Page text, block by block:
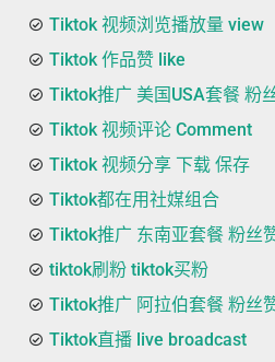
Tiktok 视频浏览播放量 view
Tiktok 作品赞 like
Tiktok推广 美国USA套餐 粉
Tiktok 视频评论 Comment
Tiktok 视频分享 下载 保存
Tiktok都在用社媒组合
Tiktok推广 东南亚套餐 粉丝
tiktok刷粉 tiktok买粉
Tiktok推广 阿拉伯套餐 粉丝
Tiktok直播 live broadcast